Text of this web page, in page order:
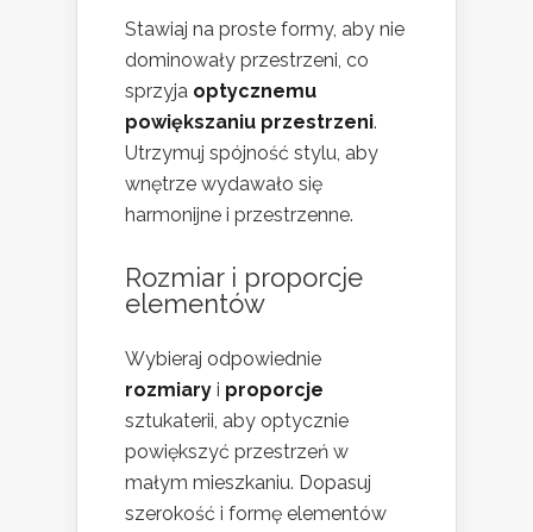
Stawiaj na proste formy, aby nie
dominowały przestrzeni, co
sprzyja optycznemu
powiększaniu przestrzeni.
Utrzymuj spójność stylu, aby
wnętrze wydawało się
harmonijne i przestrzenne.
Rozmiar i proporcje
elementów
Wybieraj odpowiednie
rozmiary i proporcje
sztukaterii, aby optycznie
powiększyć przestrzeń w
małym mieszkaniu. Dopasuj
szerokość i formę elementów